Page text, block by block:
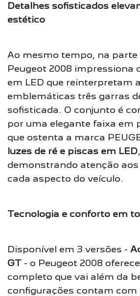
Detalhes sofisticados
estético
Ao mesmo tempo, na parte
Peugeot 2008 impressiona
em LED que reinterpretam
emblemáticas três garras
sofisticada. O conjunto é
por uma elegante faixa em
que ostenta a marca
luzes de ré e piscas em LED,
demonstrando atenção
cada aspecto do veículo.
Tecnologia e conforto em
Disponível em 3 versões -
GT - o Peugeot 2008
completo que vai além da
configurações contam com